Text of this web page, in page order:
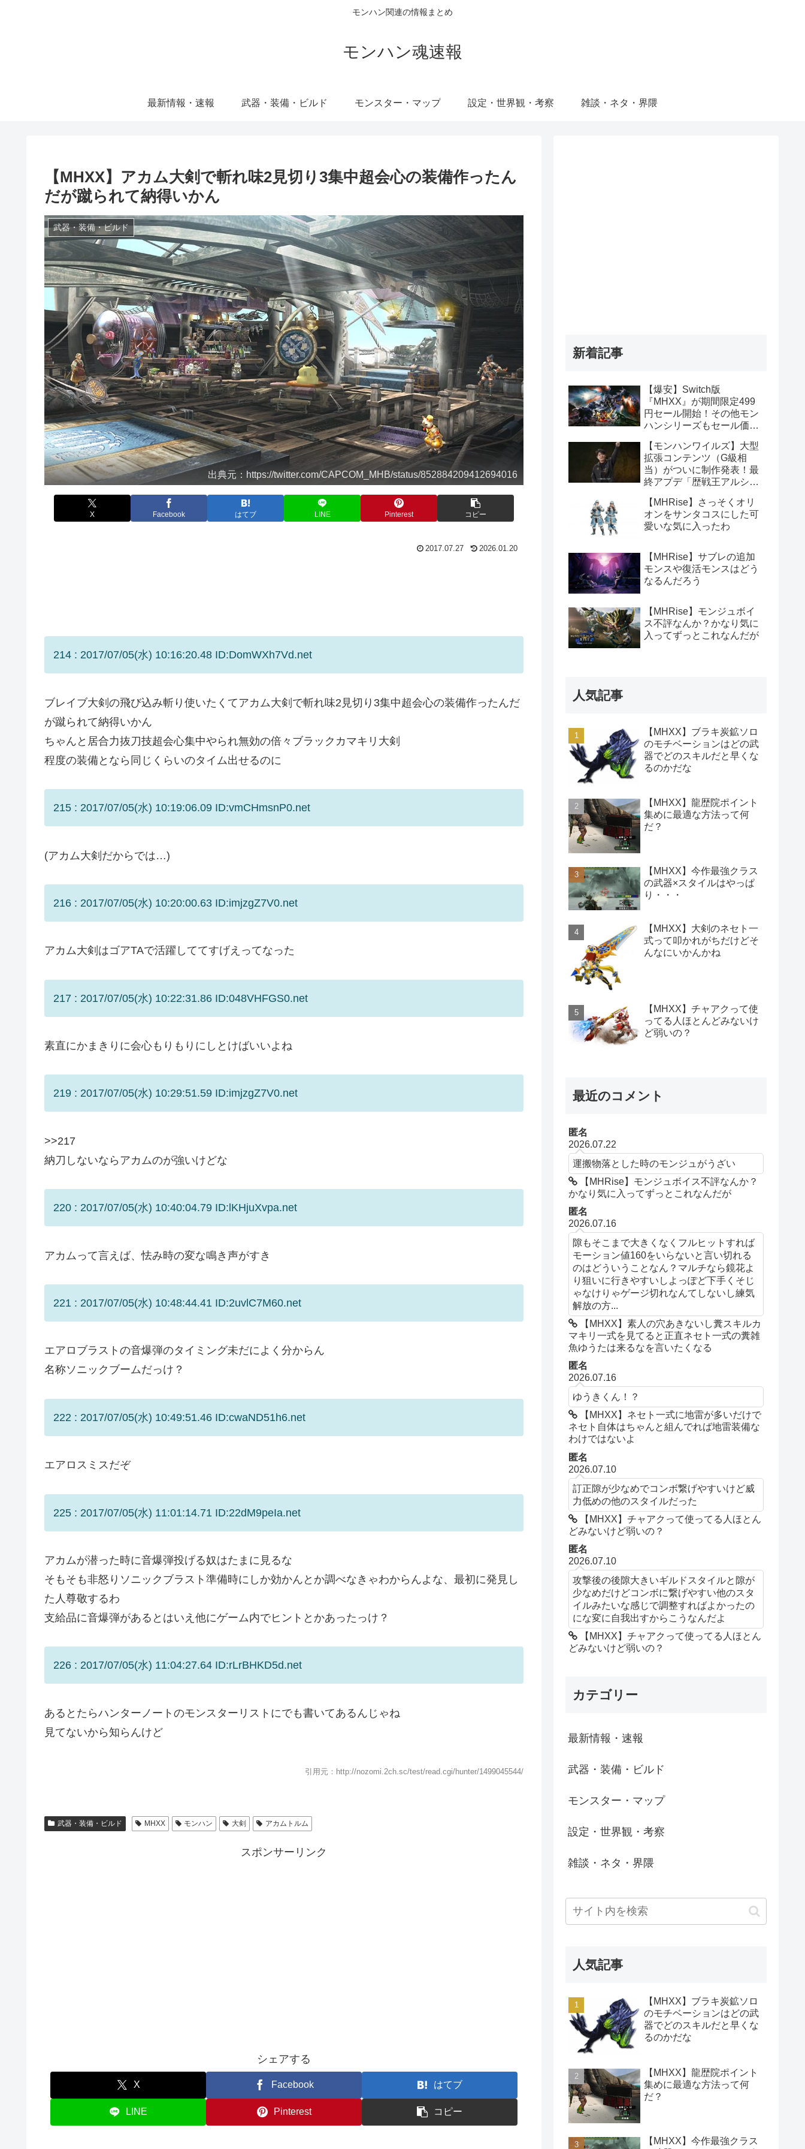
モンハン関連の情報まとめ
モンハン魂速報
最新情報・速報 武器・装備・ビルド モンスター・マップ 設定・世界観・考察 雑談・ネタ・界隈
【MHXX】アカム大剣で斬れ味2見切り3集中超会心の装備作ったん
だが蹴られて納得いかん
武器・装備・ビルド
出典元：https://twitter.com/CAPCOM_MHB/status/852884209412694016
X Facebook はてブ LINE Pinterest コピー
2017.07.27 2026.01.20
214 : 2017/07/05(水) 10:16:20.48 ID:DomWXh7Vd.net
ブレイブ大剣の飛び込み斬り使いたくてアカム大剣で斬れ味2見切り3集中超会心の装備作ったんだ
が蹴られて納得いかん
ちゃんと居合力抜刀技超会心集中やられ無効の倍々ブラックカマキリ大剣
程度の装備となら同じくらいのタイム出せるのに
215 : 2017/07/05(水) 10:19:06.09 ID:vmCHmsnP0.net
(アカム大剣だからでは…)
216 : 2017/07/05(水) 10:20:00.63 ID:imjzgZ7V0.net
アカム大剣はゴアTAで活躍しててすげえってなった
217 : 2017/07/05(水) 10:22:31.86 ID:048VHFGS0.net
素直にかまきりに会心もりもりにしとけばいいよね
219 : 2017/07/05(水) 10:29:51.59 ID:imjzgZ7V0.net
>>217
納刀しないならアカムのが強いけどな
220 : 2017/07/05(水) 10:40:04.79 ID:lKHjuXvpa.net
アカムって言えば、怯み時の変な鳴き声がすき
221 : 2017/07/05(水) 10:48:44.41 ID:2uvlC7M60.net
エアロブラストの音爆弾のタイミング未だによく分からん
名称ソニックブームだっけ？
222 : 2017/07/05(水) 10:49:51.46 ID:cwaND51h6.net
エアロスミスだぞ
225 : 2017/07/05(水) 11:01:14.71 ID:22dM9peIa.net
アカムが潜った時に音爆弾投げる奴はたまに見るな
そもそも非怒りソニックブラスト準備時にしか効かんとか調べなきゃわからんよな、最初に発見し
た人尊敬するわ
支給品に音爆弾があるとはいえ他にゲーム内でヒントとかあったっけ？
226 : 2017/07/05(水) 11:04:27.64 ID:rLrBHKD5d.net
あるとたらハンターノートのモンスターリストにでも書いてあるんじゃね
見てないから知らんけど
引用元：http://nozomi.2ch.sc/test/read.cgi/hunter/1499045544/
武器・装備・ビルド MHXX モンハン 大剣 アカムトルム
スポンサーリンク
シェアする
X Facebook はてブ
LINE Pinterest コピー
新着記事
【爆安】Switch版
『MHXX』が期間限定499
円セール開始！その他モン
ハンシリーズもセール価格
【モンハンワイルズ】大型
拡張コンテンツ（G級相
当）がついに制作発表！最
終アプデ「歴戦王アルシュ
ント情報まとめ
【MHRise】さっそくオリ
オンをサンタコスにした可
愛いな気に入ったわ
【MHRise】サブレの追加
モンスや復活モンスはどう
なるんだろう
【MHRise】モンジュボイ
ス不評なんか？かなり気に
入ってずっとこれなんだが
人気記事
【MHXX】ブラキ炭鉱ソロ
のモチベーションはどの武
器でどのスキルだと早くな
るのかだな
【MHXX】龍歴院ポイント
集めに最適な方法って何
だ？
【MHXX】今作最強クラス
の武器×スタイルはやっぱ
り・・・
【MHXX】大剣のネセト一
式って叩かれがちだけどそ
んなにいかんかね
【MHXX】チャアクって使
ってる人ほとんどみないけ
ど弱いの？
最近のコメント
匿名
2026.07.22
運搬物落とした時のモンジュがうざい
【MHRise】モンジュボイス不評なんか？
かなり気に入ってずっとこれなんだが
匿名
2026.07.16
隙もそこまで大きくなくフルヒットすれば
モーション値160をいらないと言い切れる
のはどういうことなん？マルチなら鏡花よ
り狙いに行きやすいしよっぽど下手くそじ
ゃなけりゃゲージ切れなんてしないし練気
解放の方...
【MHXX】素人の穴あきないし糞スキルカ
マキリ一式を見てると正直ネセト一式の糞雑
魚ゆうたは来るなを言いたくなる
匿名
2026.07.16
ゆうきくん！？
【MHXX】ネセト一式に地雷が多いだけで
ネセト自体はちゃんと組んでれば地雷装備な
わけではないよ
匿名
2026.07.10
訂正隙が少なめでコンボ繋げやすいけど威
力低めの他のスタイルだった
【MHXX】チャアクって使ってる人ほとん
どみないけど弱いの？
匿名
2026.07.10
攻撃後の後隙大きいギルドスタイルと隙が
少なめだけどコンボに繋げやすい他のスタ
イルみたいな感じで調整すればよかったの
にな変に自我出すからこうなんだよ
【MHXX】チャアクって使ってる人ほとん
どみないけど弱いの？
カテゴリー
最新情報・速報
武器・装備・ビルド
モンスター・マップ
設定・世界観・考察
雑談・ネタ・界隈
人気記事
【MHXX】ブラキ炭鉱ソロ
のモチベーションはどの武
器でどのスキルだと早くな
るのかだな
【MHXX】龍歴院ポイント
集めに最適な方法って何
だ？
【MHXX】今作最強クラス